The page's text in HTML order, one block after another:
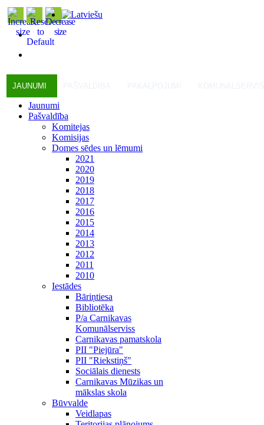
JAUNUMI
Jaunumi
Pašvaldība
Komitejas
Komisijas
Domes sēdes un lēmumi
2021
2020
2019
2018
2017
2016
2015
2014
2013
2012
2011
2010
Iestādes
Bāriņtiesa
Bibliotēka
P/a Carnikavas
Komunālserviss
Carnikavas pamatskola
PII "Piejūra"
PII "Riekstiņš"
Sociālais dienests
Carnikavas Mūzikas un
mākslas skola
Būvvalde
Veidlapas